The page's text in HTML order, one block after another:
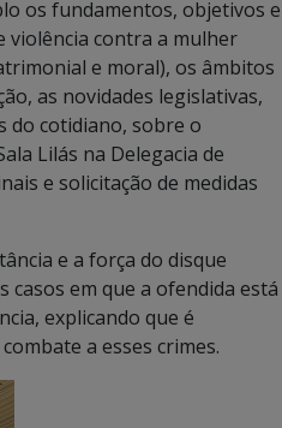
os fundamentos, objetivos e
violência contra a mulher
e moral), os âmbitos
as novidades legislativas,
do cotidiano, sobre o
Lilás na Delegacia de
e solicitação de medidas
e a força do disque
em que a ofendida está
explicando que é
a esses crimes.